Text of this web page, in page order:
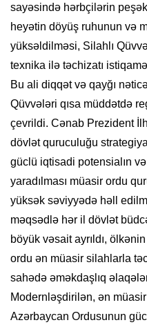
sayəsində hərbçilərin
heyətin döyüş ruhunun və
yüksəldilməsi, Silahlı
texnika ilə təchizatı
Bu ali diqqət və qayğı
Qüvvələri qısa müddətdə
çevrildi. Cənab Prezident
dövlət quruculuğu
güclü iqtisadi potensialın
yaradılması müasir ordu
yüksək səviyyədə həll
məqsədlə hər il dövlət
böyük vəsait ayrıldı,
ordu ən müasir silahlarla
sahədə əməkdaşlıq
Modernləşdirilən, ən
Azərbaycan Ordusunun